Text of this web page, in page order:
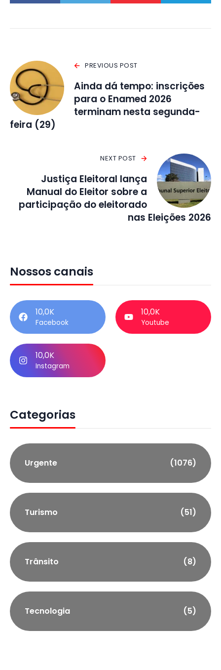
PREVIOUS POST
Ainda dá tempo: inscrições
para o Enamed 2026
terminam nesta segunda-
feira (29)
NEXT POST
Justiça Eleitoral lança
Manual do Eleitor sobre a
participação do eleitorado
nas Eleições 2026
Nossos canais
10,0K
Facebook
10,0K
Youtube
10,0K
Instagram
Categorias
Urgente (1076)
Turismo (51)
Trânsito (8)
Tecnologia (5)